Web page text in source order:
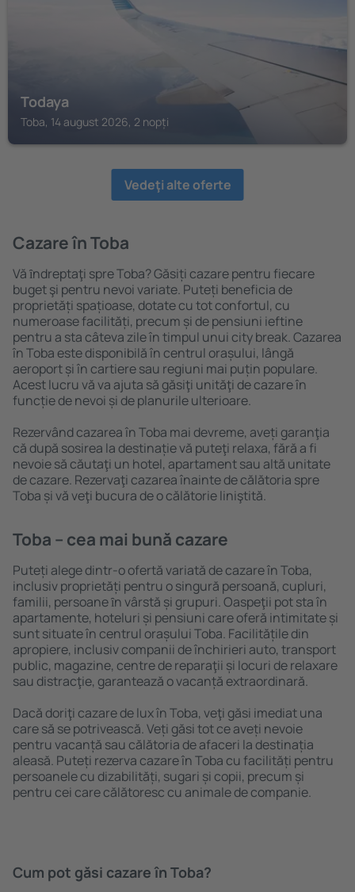
Todaya
Toba, 14 august 2026, 2 nopți
Vedeţi alte oferte
Cazare în Toba
Vă ȋndreptaţi spre Toba? Găsiți cazare pentru fiecare
buget şi pentru nevoi variate. Puteți beneficia de
proprietăți spațioase, dotate cu tot confortul, cu
numeroase facilități, precum și de pensiuni ieftine
pentru a sta câteva zile în timpul unui city break. Cazarea
în Toba este disponibilă în centrul orașului, lângă
aeroport și în cartiere sau regiuni mai puțin populare.
Acest lucru vă va ajuta să găsiţi unităţi de cazare în
funcție de nevoi și de planurile ulterioare.
Rezervând cazarea în Toba mai devreme, aveți garanţia
că după sosirea la destinație vă puteţi relaxa, fără a fi
nevoie să căutaţi un hotel, apartament sau altă unitate
de cazare. Rezervaţi cazarea înainte de călătoria spre
Toba și vă veţi bucura de o călătorie liniştită.
Toba – cea mai bună cazare
Puteți alege dintr-o ofertă variată de cazare în Toba,
inclusiv proprietăți pentru o singură persoană, cupluri,
familii, persoane ȋn vârstă și grupuri. Oaspeţii pot sta în
apartamente, hoteluri și pensiuni care oferă intimitate și
sunt situate în centrul orașului Toba. Facilitățile din
apropiere, inclusiv companii de închirieri auto, transport
public, magazine, centre de reparaţii și locuri de relaxare
sau distracţie, garantează o vacanță extraordinară.
Dacă doriţi cazare de lux în Toba, veţi găsi imediat una
care să se potrivească. Veți găsi tot ce aveți nevoie
pentru vacanță sau călătoria de afaceri la destinația
aleasă. Puteți rezerva cazare în Toba cu facilități pentru
persoanele cu dizabilități, sugari și copii, precum și
pentru cei care călătoresc cu animale de companie.
Cum pot găsi cazare în Toba?